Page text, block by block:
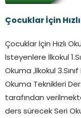
Çocuklar İçin
Çocuklar İçin Hızlı
İsteyenlere İlkokul
Okuma ,İlkokul 3.Sınıf
Okuma Teknikleri
tarafından
ders sürecek Seri